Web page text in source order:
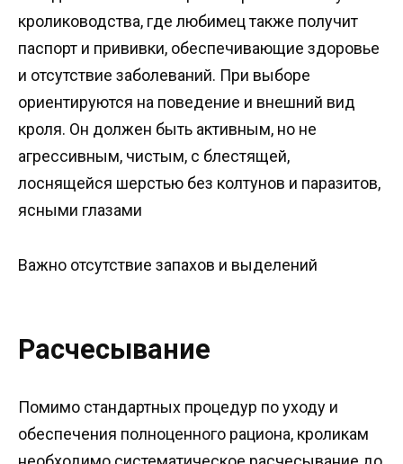
кролиководства, где любимец также получит
паспорт и прививки, обеспечивающие здоровье
и отсутствие заболеваний. При выборе
ориентируются на поведение и внешний вид
кроля. Он должен быть активным, но не
агрессивным, чистым, с блестящей,
лоснящейся шерстью без колтунов и паразитов,
ясными глазами
Важно отсутствие запахов и выделений
Расчесывание
Помимо стандартных процедур по уходу и
обеспечения полноценного рациона, кроликам